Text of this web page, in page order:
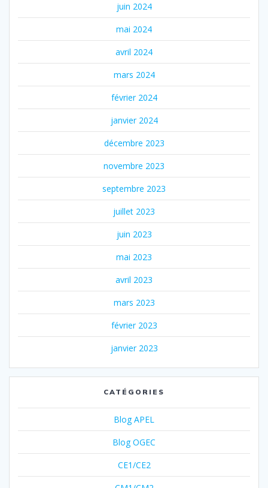
juin 2024
mai 2024
avril 2024
mars 2024
février 2024
janvier 2024
décembre 2023
novembre 2023
septembre 2023
juillet 2023
juin 2023
mai 2023
avril 2023
mars 2023
février 2023
janvier 2023
CATÉGORIES
Blog APEL
Blog OGEC
CE1/CE2